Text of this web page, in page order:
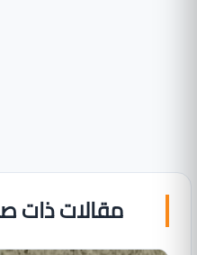
مقالات ذات